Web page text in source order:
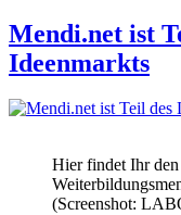
Mendi.net ist
Ideenmarkts
Hier findet Ihr
(Screenshot: